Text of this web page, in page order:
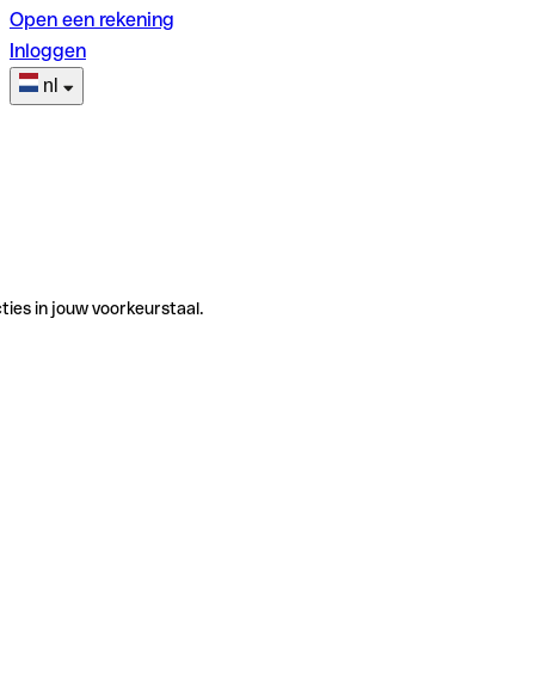
Open een rekening
Inloggen
nl
in jouw voorkeurstaal.